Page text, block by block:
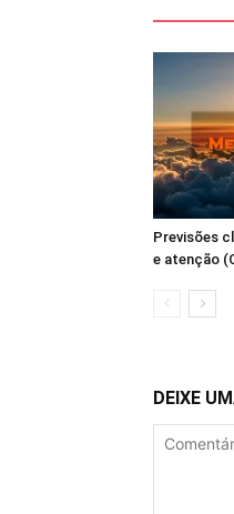
Previsões
e atenção
DEIXE